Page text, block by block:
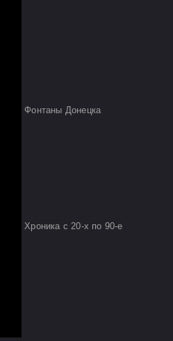
Фонтаны Донецка
Хроника с 20-х по 90-е